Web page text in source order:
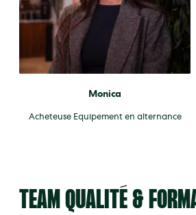
Monica
Acheteuse Equipement en alternance
TEAM QUALITÉ &